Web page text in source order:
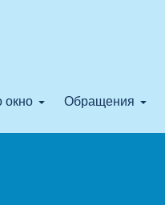
окно Обращения